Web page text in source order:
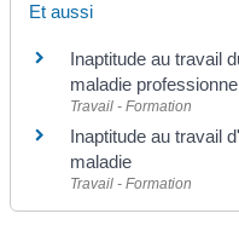
Et aussi
Inaptitude au travail
maladie
Travail - Formation
Inaptitude au travail
maladie
Travail - Formation